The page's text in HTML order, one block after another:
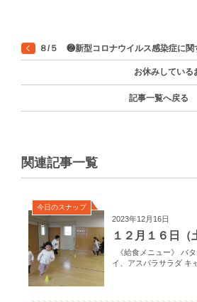
８/５ ❷新型コロナウイルス感染症に関
お休みしている
記事一覧へ戻る
関連記事一覧
今日のスナップ
2023年12月16日
１２月１６日（
《給食メニュー》 バ
イ、アスパラサラダ キ